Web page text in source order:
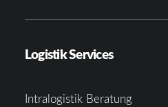
Logistik Services
Intralogistik Beratung